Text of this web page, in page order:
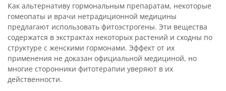
Как альтернативу гормональным препаратам, некоторые
гомеопаты и врачи нетрадиционной медицины
предлагают использовать фитоэстрогены. Эти вещества
содержатся в экстрактах некоторых растений и сходны по
структуре с женскими гормонами. Эффект от их
применения не доказан официальной медициной, но
многие сторонники фитотерапии уверяют в их
действенности.